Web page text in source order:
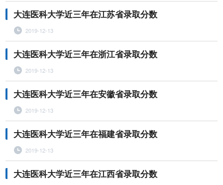
大连医科大学近三年在江苏省录取分数
2019-12-13
大连医科大学近三年在浙江省录取分数
2019-12-13
大连医科大学近三年在安徽省录取分数
2019-12-13
大连医科大学近三年在福建省录取分数
2019-12-13
大连医科大学近三年在江西省录取分数